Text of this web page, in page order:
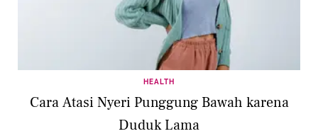
HEALTH
Cara Atasi Nyeri Punggung Bawah karena
Duduk Lama